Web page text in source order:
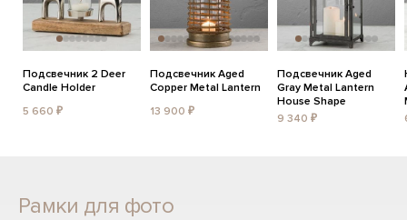
Подсвечник 2 Deer
Candle Holder
5 660 ₽
Подсвечник Aged
Copper Metal Lantern
13 900 ₽
Подсвечник Aged
Gray Metal Lantern
House Shape
9 340 ₽
Рамки для фото